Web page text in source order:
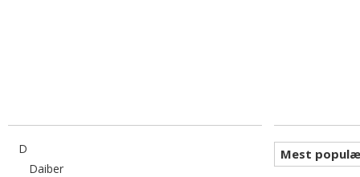
D
DaiberFiltrer etter category: Daiber